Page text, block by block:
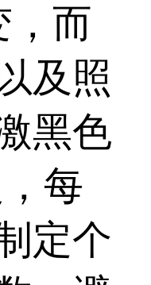
，而
及照
黑色
每
定个